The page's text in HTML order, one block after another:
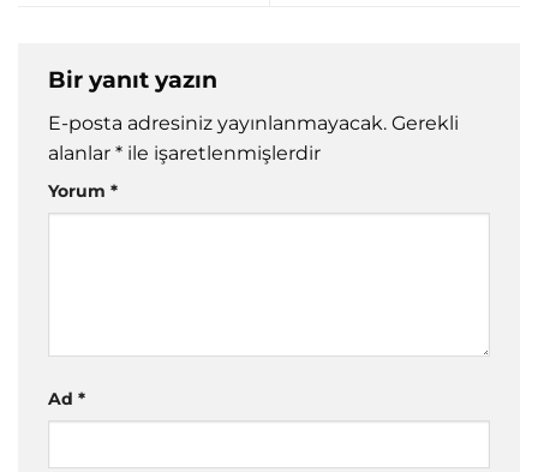
Bir yanıt yazın
E-posta adresiniz yayınlanmayacak. Gerekli
alanlar * ile işaretlenmişlerdir
Yorum *
Ad *